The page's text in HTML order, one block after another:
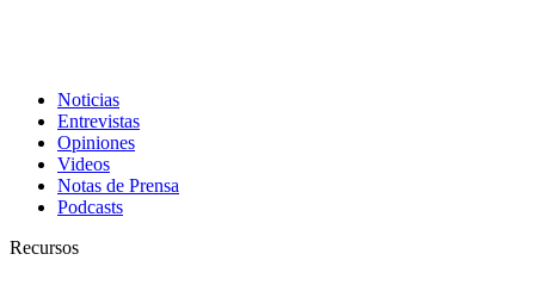
Noticias
Entrevistas
Opiniones
Videos
Notas de Prensa
Podcasts
Recursos